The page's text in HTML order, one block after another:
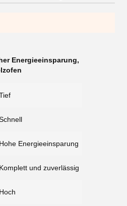
Energieeinsparung,
Hohe Energieeinsparung
Komplett und zuverlässig
Hoch